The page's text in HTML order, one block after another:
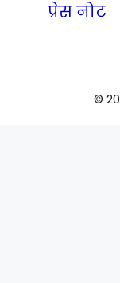
प्रेस नोट
©